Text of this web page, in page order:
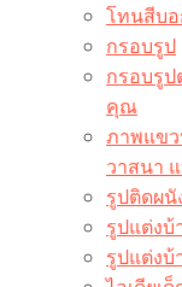
โทนสีบ
กรอบรูป
กรอบรูป
คุณ
ภาพแขว
วาสนา
รูปติดผนั
รูปแต่งบ้
รูปแต่ง